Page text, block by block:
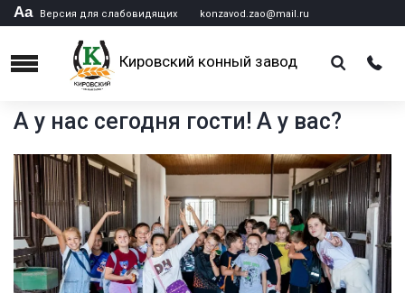
Аа Версия для слабовидящих konzavod.zao@mail.ru
Menu Кировский конный завод
А у нас сегодня гости! А у вас?